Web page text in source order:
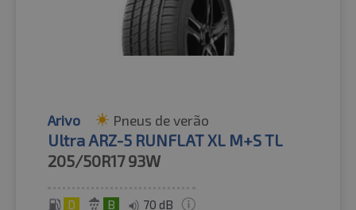
Arivo Pneus de verão
Ultra ARZ-5 RUNFLAT XL M+S TL
205/50R17 93W
D B 70 dB